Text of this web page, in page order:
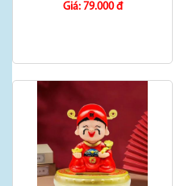
Giá: 79.000 đ